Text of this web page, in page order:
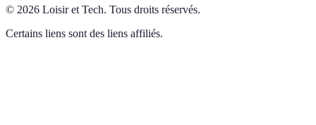
© 2026 Loisir et Tech. Tous droits réservés.
Certains liens sont des liens affiliés.